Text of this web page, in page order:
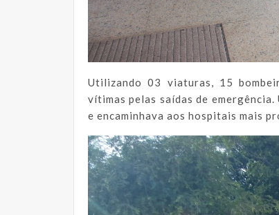
Utilizando 03 viaturas, 15
vítimas pelas saídas de
e encaminhava aos hospitais mais